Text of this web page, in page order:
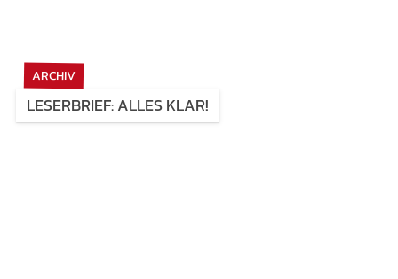
ARCHIV
LESERBRIEF: ALLES KLAR!